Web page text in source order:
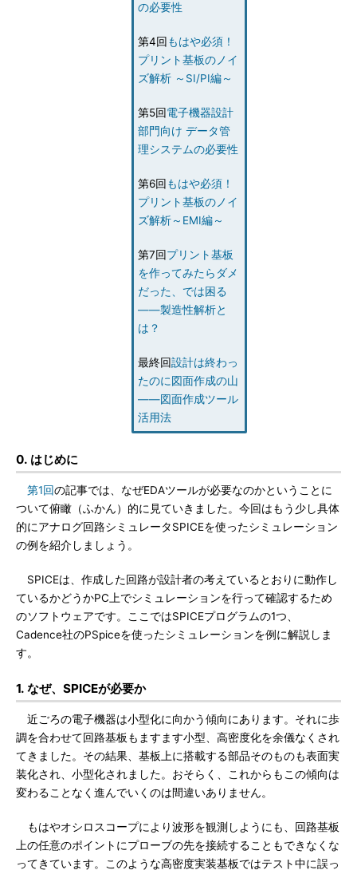
の必要性
第4回 もはや必須！
プリント基板のノイ
ズ解析 ～SI/PI編～
第5回電子機器設計
部門向け データ管
理システムの必要性
第6回 もはや必須！
プリント基板のノイ
ズ解析～EMI編～
第7回プリント基板
を作ってみたらダメ
だった、では困る
――製造性解析と
は？
最終回設計は終わっ
たのに図面作成の山
――図面作成ツール
活用法
0. はじめに
第1回の記事では、なぜEDAツールが必要なのかということに
ついて俯瞰（ふかん）的に見ていきました。今回はもう少し具体
的にアナログ回路シミュレータSPICEを使ったシミュレーション
の例を紹介しましょう。
SPICEは、作成した回路が設計者の考えているとおりに動作し
ているかどうかPC上でシミュレーションを行って確認するため
のソフトウェアです。ここではSPICEプログラムの1つ、
Cadence社のPSpiceを使ったシミュレーションを例に解説しま
す。
1. なぜ、SPICEが必要か
近ごろの電子機器は小型化に向かう傾向にあります。それに歩
調を合わせて回路基板もますます小型、高密度化を余儀なくされ
てきました。その結果、基板上に搭載する部品そのものも表面実
装化され、小型化されました。おそらく、これからもこの傾向は
変わることなく進んでいくのは間違いありません。
もはやオシロスコープにより波形を観測しようにも、回路基板
上の任意のポイントにプローブの先を接続することもできなくな
ってきています。このような高密度実装基板ではテスト中に誤っ